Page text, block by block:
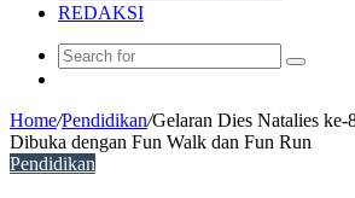
REDAKSI
Search
Home/Pendidikan/Gelaran Dies Natalies
Dibuka dengan Fun Walk dan Fun Run
Pendidikan